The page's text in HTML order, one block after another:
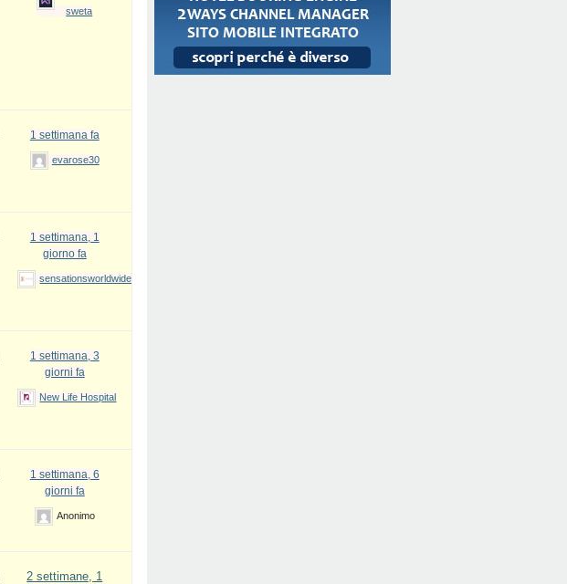
sweta
1 settimana fa
evarose30
1 settimana, 1
giorno fa
sensationsworldwide
1 settimana, 3
giorni fa
New Life Hospital
1 settimana, 6
giorni fa
Anonimo
2 settimane, 1